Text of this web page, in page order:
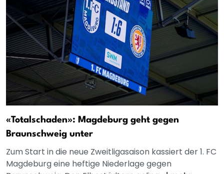
«Totalschaden»: Magdeburg geht gegen
Braunschweig unter
Zum Start in die neue Zweitligasaison kassiert der 1. FC
Magdeburg eine heftige Niederlage gegen